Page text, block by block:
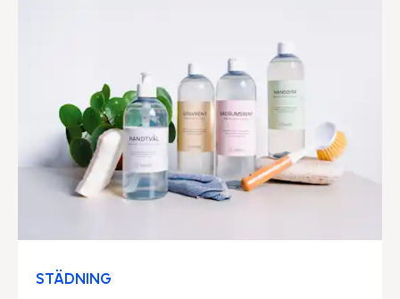
STÄDNING